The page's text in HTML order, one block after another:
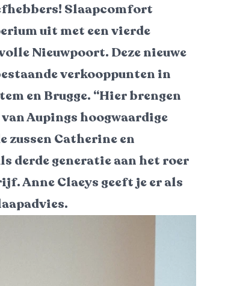
Slaapcomfort
uit met een vierde
Nieuwpoort. Deze nieuwe
verkooppunten in
en Brugge. “Hier brengen
Aupings hoogwaardige
zussen Catherine en
derde generatie aan het roer
Anne Claeys geeft je er als